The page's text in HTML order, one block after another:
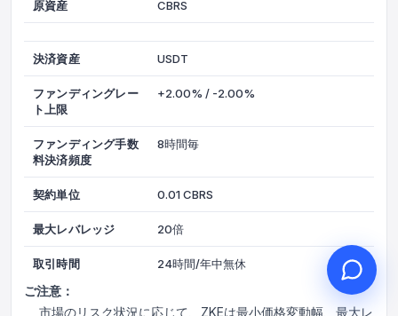
原資産 CBRS
決済資産 USDT
ファンディングレー
ト上限
+2.00% / -2.00%
ファンディング手数
料決済頻度
8時間毎
契約単位 0.01 CBRS
最大レバレッジ 20倍
取引時間 24時間/年中無休
ご注意：
市場のリスク状況に応じて、ZKEは最小価格変動幅、最大レ
こんにちは、何かお手伝いで
きることはありますか？
オンラインカスタマーサービスがご利用
いただけます
オンライン相談を開始